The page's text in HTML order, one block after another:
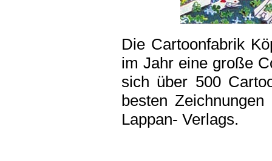
Die Cartoonfabrik
im Jahr eine große
sich über 500
besten
Lappan- Verlags.